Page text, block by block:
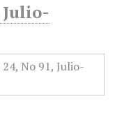
Julio-